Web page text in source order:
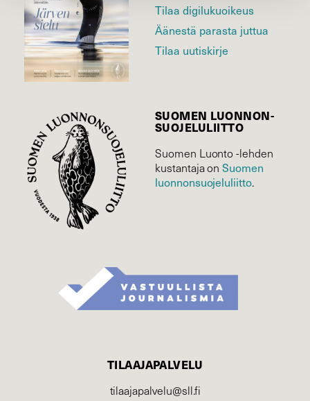
Tilaa digilukuoikeus
Äänestä parasta juttua
Tilaa uutiskirje
SUOMEN LUONNON­
SUOJELU­LIITTO
Suomen Luonto -lehden
kustantaja onSuomen
luonnonsuojelu­liitto.
TILAAJAPALVELU
tilaajapalvelu@sll.fi